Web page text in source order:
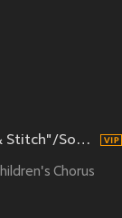
Hawaiian Roller Coaster Ride (From "Lilo & Stitch"/Soundtrack Version)
Chorus